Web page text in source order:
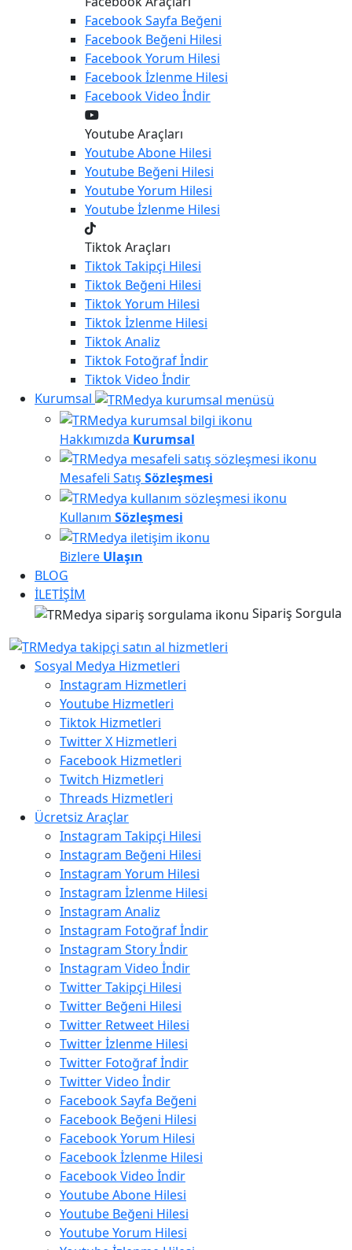
FacebookSayfa Beğeni
Facebook Beğeni Hilesi
FacebookYorum Hilesi
Facebookİzlenme Hilesi
FacebookVideo İndir
Youtube Araçları
YoutubeAbone Hilesi
Youtube Beğeni Hilesi
YoutubeYorum Hilesi
Youtubeİzlenme Hilesi
Tiktok Araçları
TiktokTakipçi Hilesi
Tiktok Beğeni Hilesi
TiktokYorum Hilesi
Tiktokİzlenme Hilesi
TiktokAnaliz
Tiktok Fotoğraf İndir
TiktokVideo İndir
Kurumsal
Hakkımızda Kurumsal
Mesafeli Satış Sözleşmesi
Kullanım Sözleşmesi
Bizlere Ulaşın
BLOG
İLETİŞİM
Sipariş Sorgula
Sosyal Medya Hizmetleri
Instagram Hizmetleri
Youtube Hizmetleri
Tiktok Hizmetleri
Twitter X Hizmetleri
Facebook Hizmetleri
Twitch Hizmetleri
Threads Hizmetleri
Ücretsiz Araçlar
Instagram Takipçi Hilesi
Instagram Beğeni Hilesi
Instagram Yorum Hilesi
Instagram İzlenme Hilesi
Instagram Analiz
Instagram Fotoğraf İndir
Instagram Story İndir
Instagram Video İndir
Twitter Takipçi Hilesi
Twitter Beğeni Hilesi
Twitter Retweet Hilesi
Twitter İzlenme Hilesi
Twitter Fotoğraf İndir
Twitter Video İndir
Facebook Sayfa Beğeni
Facebook Beğeni Hilesi
Facebook Yorum Hilesi
Facebook İzlenme Hilesi
Facebook Video İndir
Youtube Abone Hilesi
Youtube Beğeni Hilesi
Youtube Yorum Hilesi